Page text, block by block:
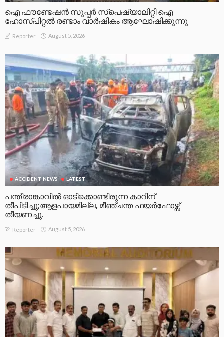
ഐ ഫൗണ്ടേഷൻ സൂപ്പർ സ്പെഷ്യാലിറ്റി ഐ
ഹോസ്പിറ്റൽ രണ്ടാം വാർഷികം ആഘോഷിക്കുന്നു
Reporter August 5, 2026
ACCIDENT NEWS LATEST
പന്തീരാങ്കാവിൽ ഓടിക്കൊണ്ടിരുന്ന കാറിന്
തീപിടിച്ചു;ആളപായമില്ല, മീഞ്ചന്ത ഫയർഫോഴ്സ്
തീയണച്ചു.
Reporter August 5, 2026